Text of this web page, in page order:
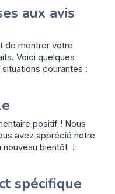
aux avis
de montrer votre
Voici quelques
courantes :
positif ! Nous
avez apprécié notre
nouveau bientôt !
spécifique